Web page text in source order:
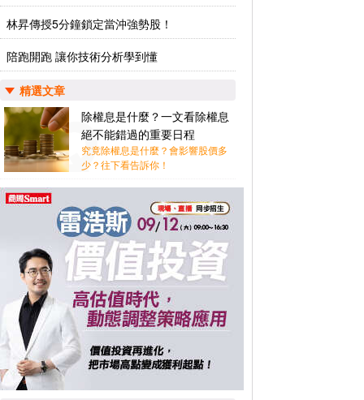
林昇傳授5分鐘鎖定當沖強勢股！
陪跑開跑 讓你技術分析學到懂
精選文章
除權息是什麼？一文看除權息
絕不能錯過的重要日程
究竟除權息是什麼？會影響股價多
少？往下看告訴你！